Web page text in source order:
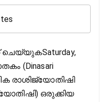
ചെയ്യുകSaturday,
(Dinasari
രാശിജ്യോതിഷി
ഒരുക്കിയ